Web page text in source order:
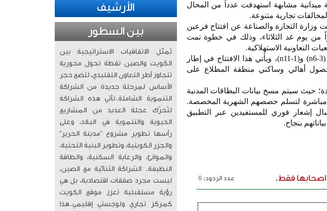
مشابهة استهدفت عدداً من المحال
التجارة والصناعة عن افتتاح فرعين
من يوم غد الثلاثاء، وذلك في خطوة تمت
التعاونية الاستهلاكية.
وبينت الوزارة أن الفرعين الجديدين يقعان استراتيجياً في القطعتين (n6-3) و(n11-1)، ويأتي هذا الافتتاح في إطار
أهالي وساكني منطقة المطلاع على
حيث سيتم مسح بيانات البطاقات المدنية
مباشرة لتسلم حصصهم الشهرية المخصصة.
إشعار فوري للمستفيدين عبر التطبيق
بنجاح.
اصحابها فقط.
عدد الردود: 0
الأرشيف
بين السطور
تُمثّل الاتفاقيات الاستراتيجية بين
الكويت والصين نقطة تحول محورية
تتجاوز أطر التعاون التقليدي، لتضع حجر
الأساس لمرحلة جديدة من الشراكة
التنموية الشاملة. ​تأتي هذه الشراكة
لتُحرّك عجلة العديد من المشاريع
الحيوية والتنموية في البلاد، وعلى
رأسها تطوير مشروع “مدينة الحرير”
والجزر الكويتية، وتطوير البنية التحتية،
والموانئ، والرعاية السكنية، والطاقة
النظيفة. الشراكة الثنائية مع الصين،
ليست مجرد صفقات اقتصادية، بل هي
رؤية مستقبلية تعزز موقع الكويت
كمركز تجاري ولوجستي إقليمي. ​هذا